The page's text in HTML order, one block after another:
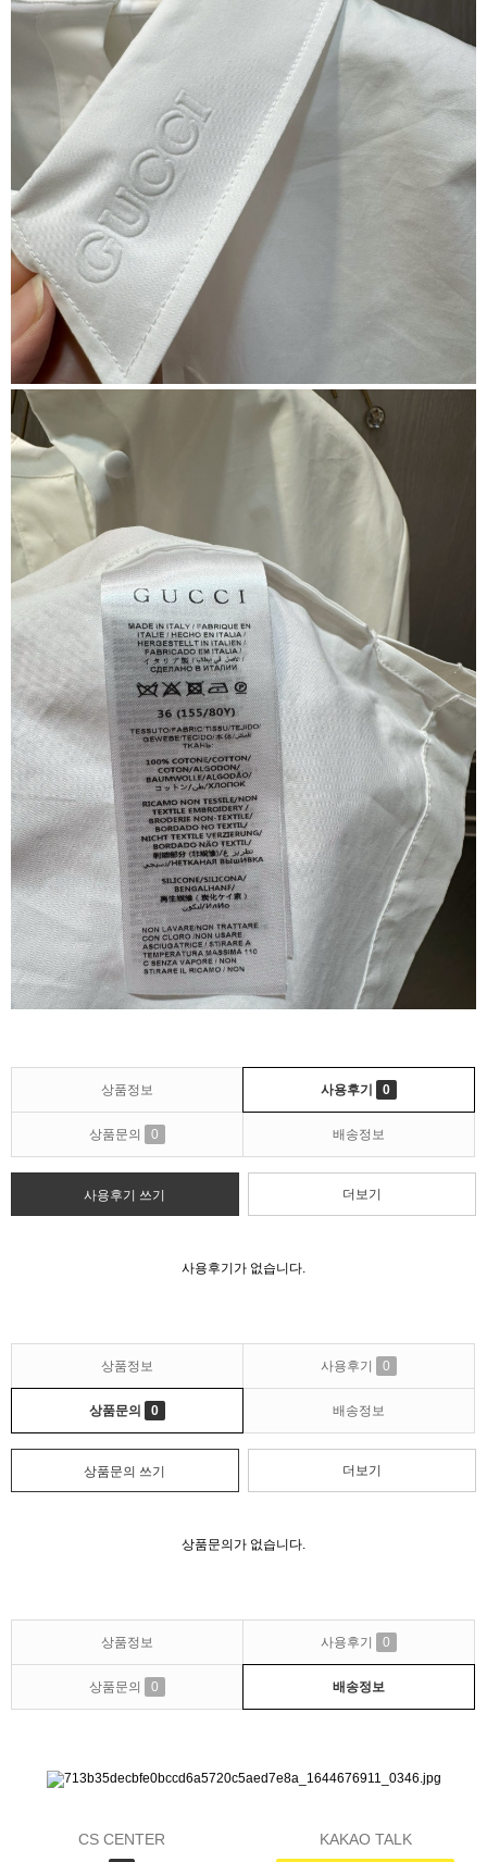
상품정보 사용후기 0
상품문의 0 배송정보
사용후기 쓰기 더보기
사용후기가 없습니다.
상품정보 사용후기 0
상품문의 0 배송정보
상품문의 쓰기 더보기
상품문의가 없습니다.
상품정보 사용후기 0
상품문의 0 배송정보
CS CENTER KAKAO TALK